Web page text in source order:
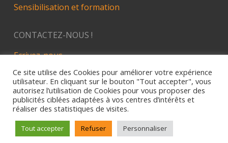
Sensibilisation et formation
CONTACTEZ-NOUS !
Ecrivez-nous
LinkedIn
Site développé par Alez PC - 2019
Ce site utilise des Cookies pour améliorer votre expérience
utilisateur. En cliquant sur le bouton "Tout accepter", vous
autorisez l’utilisation de Cookies pour vous proposer des
publicités ciblées adaptées à vos centres d’intérêts et
réaliser des statistiques de visites.
Tout accepter Refuser Personnaliser